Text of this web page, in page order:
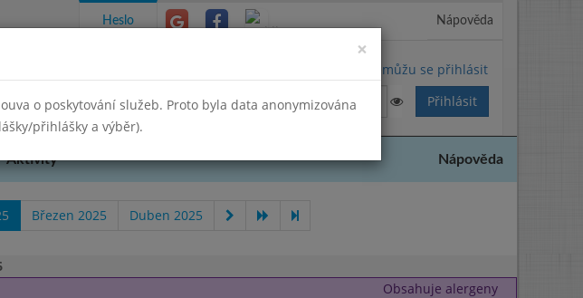
Heslo Nápověda
Nemůžu se přihlásit
Aktivity Nápověda
Březen 2025 Duben 2025
Obsahuje alergeny
×
o poskytování služeb. Proto byla data anonymizována
přihlášky a výběr).